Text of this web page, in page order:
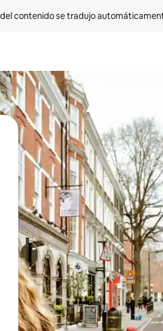
contenido se tradujo
usando las teclas de las flechas